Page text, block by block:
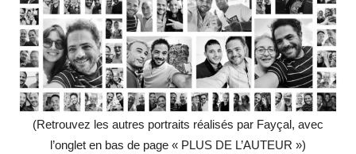
(Retrouvez les autres portraits réalisés par Fayçal, avec
l’onglet en bas de page « PLUS DE L’AUTEUR »)